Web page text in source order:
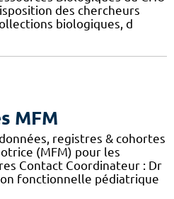
des chercheurs
biologiques, d
MFM
registres & cohortes
(MFM) pour les
Contact Coordinateur : Dr
fonctionnelle pédiatrique